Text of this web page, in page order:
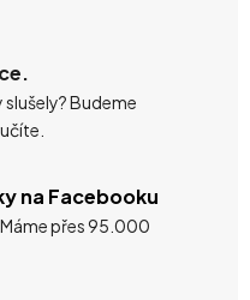
Budeme
na Facebooku
přes 95.000